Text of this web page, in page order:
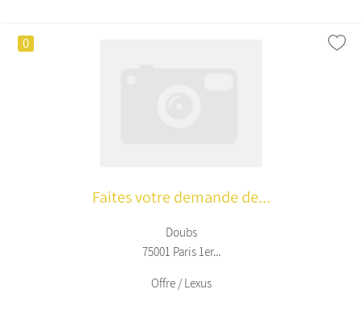
0
Faites votre demande de...
Doubs
75001 Paris 1er...
Offre / Lexus